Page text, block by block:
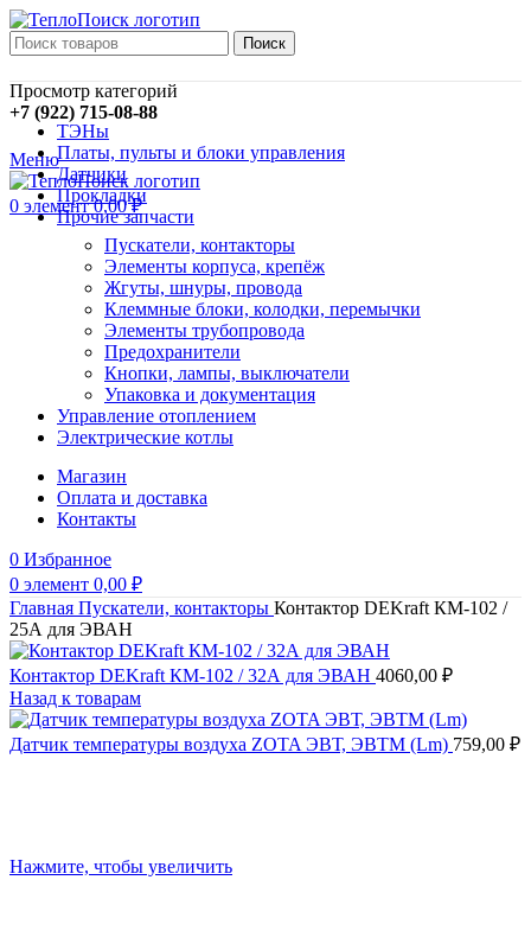
Поиск
+7 (922) 715-08-88
Меню
0 элемент 0,00₽
Просмотр категорий
ТЭНы
Платы, пульты и блоки управления
Датчики
Прокладки
Прочие запчасти
Пускатели, контакторы
Элементы корпуса, крепёж
Жгуты, шнуры, провода
Клеммные блоки, колодки, перемычки
Элементы трубопровода
Предохранители
Кнопки, лампы, выключатели
Упаковка и документация
Управление отоплением
Электрические котлы
Магазин
Оплата и доставка
Контакты
0 Избранное
0 элемент 0,00 ₽
Главная Пускатели, контакторы Контактор DEKraft КМ-102 /
25А для ЭВАН
Контактор DEKraft КМ-102 / 32А для ЭВАН 4060,00 ₽
Назад к товарам
Датчик температуры воздуха ZOTA ЭВТ, ЭВТМ (Lm) 759,00 ₽
Нажмите, чтобы увеличить